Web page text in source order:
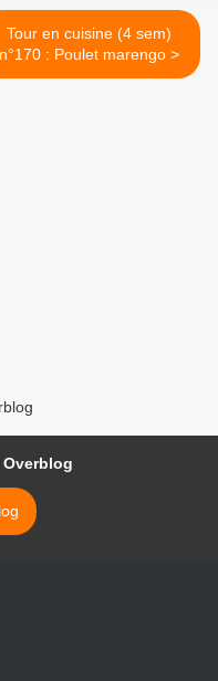
Tour en cuisine (4 sem)
n°170 : Poulet marengo >